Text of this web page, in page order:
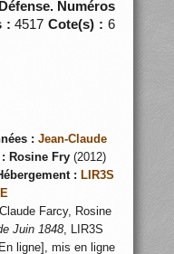
Numéros
:4517Cote(s) : 6
: Jean-Claude
Rosine Fry (2012)
: LIR3S
Farcy, Rosine
Juin 1848, LIR3S
ligne], mis en ligne